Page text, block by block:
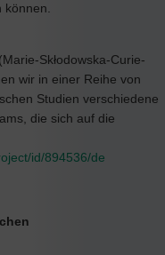
können.
Skłodowska-Curie-
wir in einer Reihe von
Studien verschiedene
die sich auf die
id/894536/de